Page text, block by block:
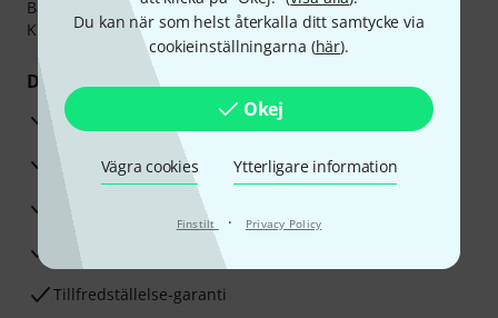
Du kan när som helst återkalla ditt samtycke via
cookieinställningarna (här).
Okej
Vägra cookies Ytterligare information
Finstilt · Privacy Policy
Banköverföring, PayPal, Klarna Direktbetalning
Kreditkort.
Dina fördelar
3-år Thomann-garanti
30 dagars öppet köp
Råd från våra sak-experter
Tillfredställelse-garanti